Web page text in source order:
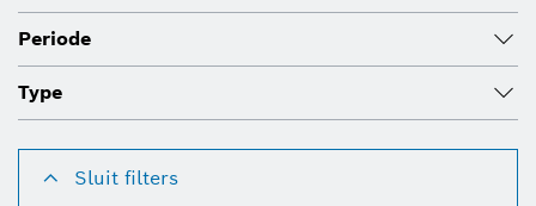
Periode
Type
Sluit filters